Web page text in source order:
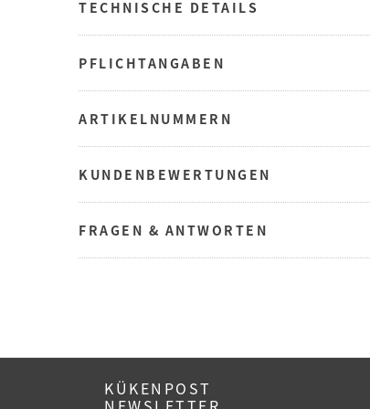
TECHNISCHE DETAILS
PFLICHTANGABEN
ARTIKELNUMMERN
KUNDENBEWERTUNGEN
FRAGEN & ANTWORTEN
KÜKENPOST